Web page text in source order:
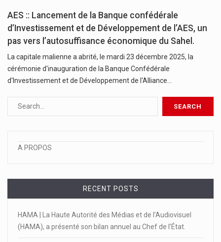
AES :: Lancement de la Banque confédérale
d’Investissement et de Développement de l’AES, un
pas vers l’autosuffisance économique du Sahel.
La capitale malienne a abrité, le mardi 23 décembre 2025, la
cérémonie d'inauguration de la Banque Confédérale
d'Investissement et de Développement de l'Alliance…
A PROPOS
RECENT POSTS
HAMA | La Haute Autorité des Médias et de l’Audiovisuel
(HAMA), a présenté son bilan annuel au Chef de l’État.